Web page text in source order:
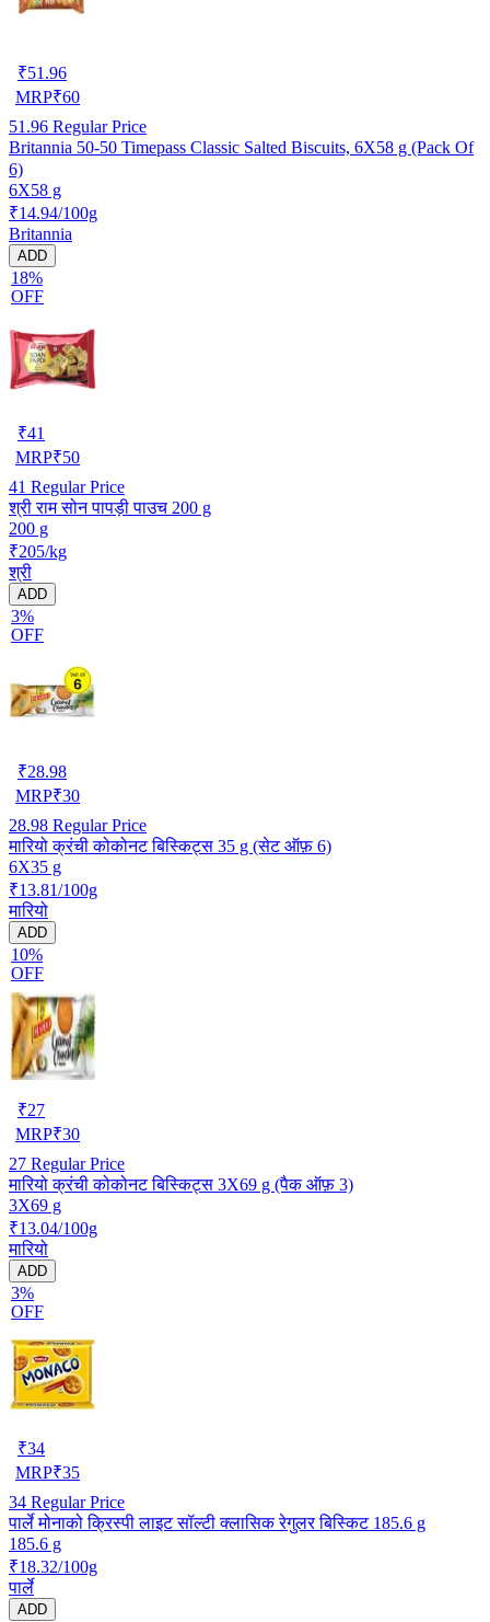
₹51.96
MRP₹60
51.96 Regular Price
Britannia 50-50 Timepass Classic Salted Biscuits, 6X58 g (Pack Of
6)
6X58 g
₹14.94/100g
Britannia
ADD
18%
OFF
₹41
MRP₹50
41 Regular Price
श्री राम सोन पापड़ी पाउच 200 g
200 g
₹205/kg
श्री
ADD
3%
OFF
₹28.98
MRP₹30
28.98 Regular Price
मारियो क्रंची कोकोनट बिस्किट्स 35 g (सेट ऑफ़ 6)
6X35 g
₹13.81/100g
मारियो
ADD
10%
OFF
₹27
MRP₹30
27 Regular Price
मारियो क्रंची कोकोनट बिस्किट्स 3X69 g (पैक ऑफ़ 3)
3X69 g
₹13.04/100g
मारियो
ADD
3%
OFF
₹34
MRP₹35
34 Regular Price
पार्ले मोनाको क्रिस्पी लाइट सॉल्टी क्लासिक रेगुलर बिस्किट 185.6 g
185.6 g
₹18.32/100g
पार्ले
ADD